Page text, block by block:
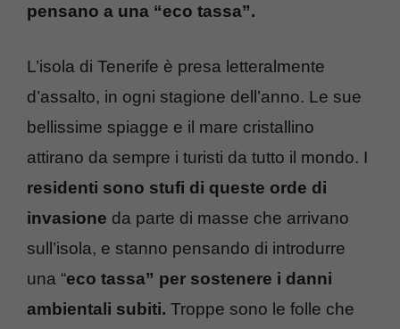
pensano a una “eco tassa”.
L’isola di Tenerife è presa letteralmente
d’assalto, in ogni stagione dell’anno. Le sue
bellissime spiagge e il mare cristallino
attirano da sempre i turisti da tutto il mondo. I
residenti sono stufi di queste orde di
invasione da parte di masse che arrivano
sull’isola, e stanno pensando di introdurre
una “eco tassa” per sostenere i danni
ambientali subiti. Troppe sono le folle che